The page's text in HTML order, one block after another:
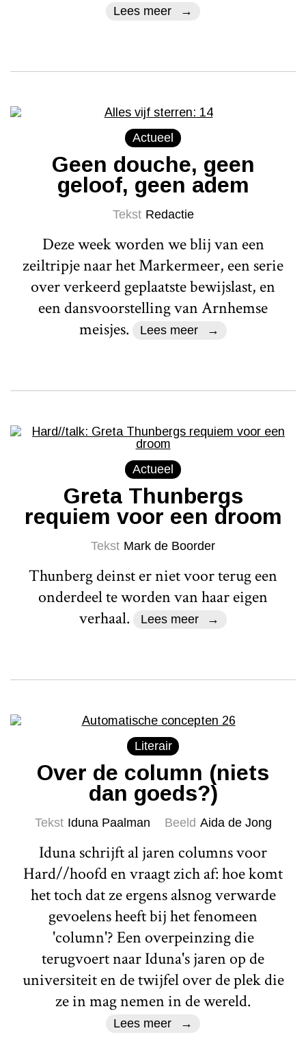
Lees meer
Actueel
Geen douche, geen
geloof, geen adem
Tekst Redactie
Deze week worden we blij van een
zeiltripje naar het Markermeer, een serie
over verkeerd geplaatste bewijslast, en
een dansvoorstelling van Arnhemse
meisjes.
Lees meer
Actueel
Greta Thunbergs
requiem voor een droom
Tekst Mark de Boorder
Thunberg deinst er niet voor terug een
onderdeel te worden van haar eigen
verhaal.
Lees meer
Literair
Over de column (niets
dan goeds?)
Tekst Iduna Paalman Beeld Aida de Jong
Iduna schrijft al jaren columns voor
Hard//hoofd en vraagt zich af: hoe komt
het toch dat ze ergens alsnog verwarde
gevoelens heeft bij het fenomeen
'column'? Een overpeinzing die
terugvoert naar Iduna's jaren op de
universiteit en de twijfel over de plek die
ze in mag nemen in de wereld.
Lees meer